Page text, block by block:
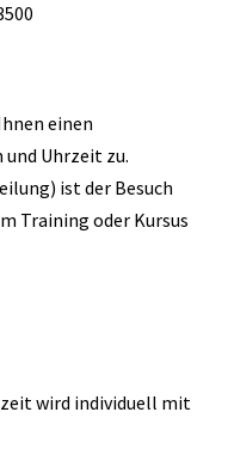
einen
Uhrzeit zu.
ist der Besuch
Training oder Kursus
wird individuell mit